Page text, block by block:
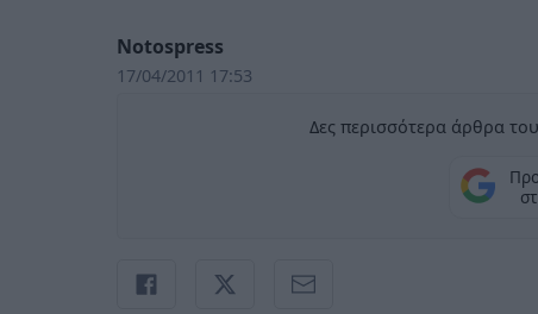
Notospress
17/04/2011 17:53
Δες περισσότερα άρθρα